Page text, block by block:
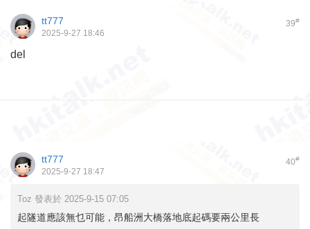
39#
tt777
2025-9-27 18:46
del
40#
tt777
2025-9-27 18:47
Toz 發表於 2025-9-15 07:05
起隧道應該無乜可能，昂船洲大橋落地底起碼要兩公里長